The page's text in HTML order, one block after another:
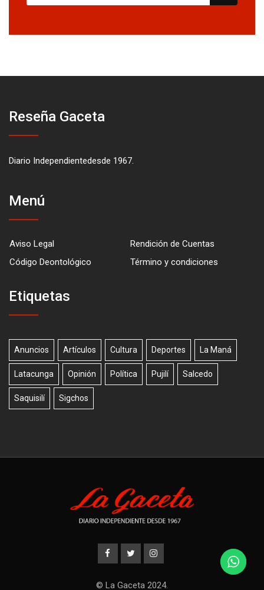
Reseña Gaceta
Diario Independientedesde 1967.
Menú
Aviso Legal
Rendición de Cuentas
Código Deontológico
Término y condiciones
Etiquetas
Anuncios Artículos Cultura Deportes La Maná
Latacunga Opinión Política Pujilí Salcedo
Saquisilí Sigchos
© La Gaceta 2024.